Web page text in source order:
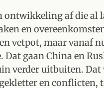
ontwikkeling af die al
en
vetpot, maar vanaf
Dat gaan China en
verder uitbuiten. Dat
en conflicten,